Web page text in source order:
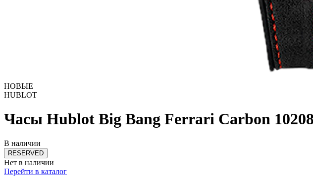
НОВЫЕ
HUBLOT
Часы Hublot Big Bang Ferrari Carbon 10208
В наличии
RESERVED
Нет в наличии
Перейти в каталог